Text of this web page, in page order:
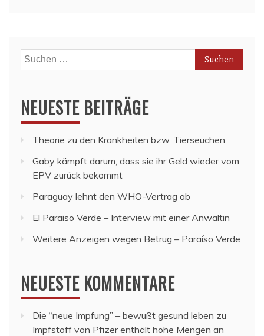
Suchen
nach:
NEUESTE BEITRÄGE
Theorie zu den Krankheiten bzw. Tierseuchen
Gaby kämpft darum, dass sie ihr Geld wieder vom
EPV zurück bekommt
Paraguay lehnt den WHO-Vertrag ab
El Paraiso Verde – Interview mit einer Anwältin
Weitere Anzeigen wegen Betrug – Paraíso Verde
NEUESTE KOMMENTARE
Die “neue Impfung” – bewußt gesund leben zu
Impfstoff von Pfizer enthält hohe Mengen an